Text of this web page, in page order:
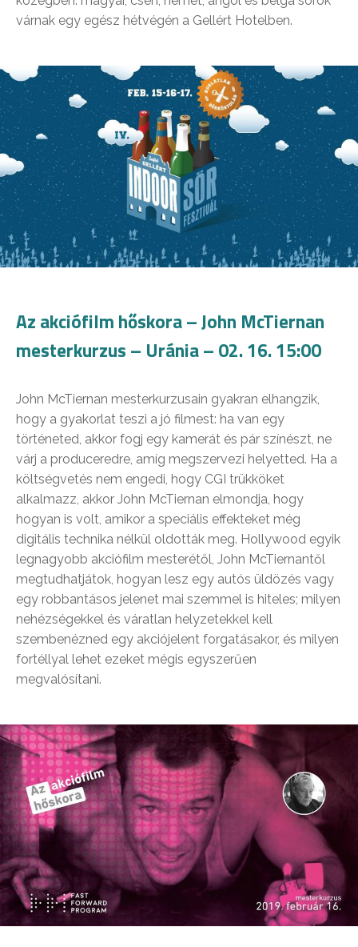
várnak egy egész hétvégén a Gellért Hotelben.
Az akciófilm hőskora – John McTiernan
mesterkurzus – Uránia – 02. 16. 15:00
John McTiernan mesterkurzusain gyakran elhangzik,
hogy a gyakorlat teszi a jó filmest: ha van egy
történeted, akkor fogj egy kamerát és pár színészt, ne
várj a produceredre, amíg megszervezi helyetted. Ha a
költségvetés nem engedi, hogy CGI trükköket
alkalmazz, akkor John McTiernan elmondja, hogy
hogyan is volt, amikor a speciális effekteket még
digitális technika nélkül oldották meg. Hollywood egyik
legnagyobb akciófilm mesterétől, John McTiernantől
megtudhatjátok, hogyan lesz egy autós üldözés vagy
egy robbantásos jelenet mai szemmel is hiteles; milyen
nehézségekkel és váratlan helyzetekkel kell
szembenézned egy akciójelent forgatásakor, és milyen
fortéllyal lehet ezeket mégis egyszerűen
megvalósítani.